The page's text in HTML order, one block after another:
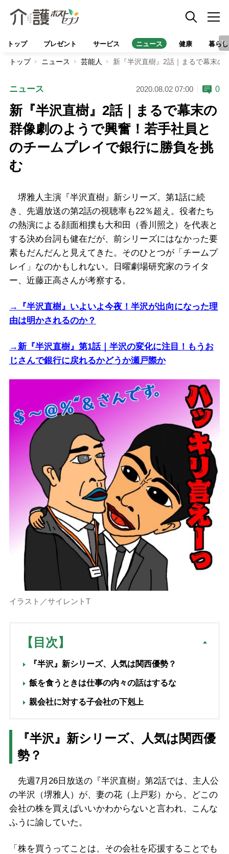
トップ プレゼント サービス ニュース 健康 暮らし
トップ ニュース 芸能人 新『半沢直樹』2話｜まるで幕末の
ニュース 2020.08.02 07:00 0
新『半沢直樹』2話｜まるで幕末の
群像劇のようで興奮！若手社員と
のチームプレイで銀行に勝負を挑
む
堺雅人主演『半沢直樹』新シリーズ。第1話に続
き、先週放送の第2話の視聴率も22％超え。役者たち
の熱演による顔面相撲も大和田（香川照之）を代表と
する決め台詞も健在だが、前シリーズにはなかった要
素もだんだんと見えてきた。そのひとつが「チームプ
レイ」なのかもしれない。日曜劇場研究家のライタ
ー、近藤正高さんが考察する。
→『半沢直樹』いよいよ今夜！半沢が出向になった理
由は明かされるのか？
→新『半沢直樹』第1話｜半沢の変化に注目！もうお
じさんで銀行に戻れるかどうか瀬戸際か
イラスト／サイレントT
【目次】
『半沢』新シリーズ、人気は関西優勢？
飯を食うときは仕事の内々の話はするな
親会社に対する子会社の下剋上
『半沢』新シリーズ、人気は関西優
勢？
先週7月26日放送の『半沢直樹』第2話では、主人公
の半沢（堺雅人）が、妻の花（上戸彩）から、どこの
会社の株を買えばいいかわからないと言われ、こんな
ふうに諭していた。
「株を買うってことは、その会社を応援することでも